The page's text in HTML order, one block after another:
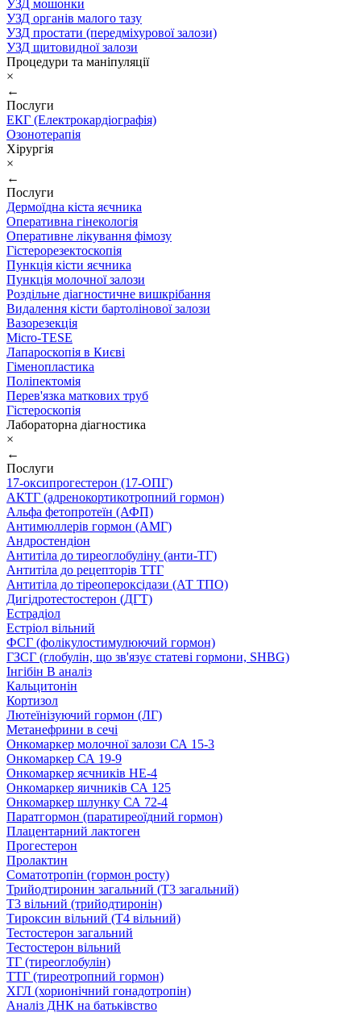
УЗД мошонки
УЗД органів малого тазу
УЗД простати (передміхурової залози)
УЗД щитовидної залози
Процедури та маніпуляції
×
←
Послуги
ЕКГ (Електрокардіографія)
Озонотерапія
Хірургія
×
←
Послуги
Дермоїдна кіста яєчника
Оперативна гінекологія
Оперативне лікування фімозу
Гістерорезектоскопія
Пункція кісти яєчника
Пункція молочної залози
Роздільне діагностичне вишкрібання
Видалення кісти бартолінової залози
Вазорезекція
Micro-TESE
Лапароскопія в Києві
Гіменопластика
Поліпектомія
Перев'язка маткових труб
Гістероскопія
Лабораторна діагностика
×
←
Послуги
17-оксипрогестерон (17-ОПГ)
АКТГ (адренокортикотропний гормон)
Альфа фетопротеїн (АФП)
Антимюллерів гормон (АМГ)
Андростендіон
Антитіла до тиреоглобуліну (анти-ТГ)
Антитіла до рецепторів ТТГ
Антитіла до тіреопероксідази (АТ ТПО)
Дигідротестостерон (ДГТ)
Естрадіол
Естріол вільний
ФСГ (фолікулостимулюючий гормон)
ГЗСГ (глобулін, що зв'язує статеві гормони, SHBG)
Інгібін B аналіз
Кальцитонін
Кортизол
Лютеїнізуючий гормон (ЛГ)
Метанефрини в сечі
Онкомаркер молочної залози СА 15-3
Онкомаркер СА 19-9
Онкомаркер яєчників НЕ-4
Онкомаркер яичників СА 125
Онкомаркер шлунку СА 72-4
Паратгормон (паратиреоїдний гормон)
Плацентарний лактоген
Прогестерон
Пролактин
Соматотропін (гормон росту)
Трийодтиронин загальний (Т3 загальний)
Т3 вільний (трийодтиронін)
Тироксин вільний (Т4 вільний)
Тестостерон загальний
Тестостерон вільний
ТГ (тиреоглобулін)
ТТГ (тиреотропний гормон)
ХГЛ (хорионічний гонадотропін)
Аналіз ДНК на батьківство